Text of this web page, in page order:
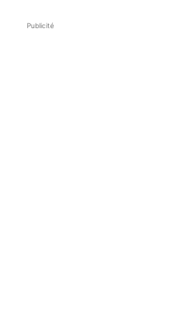
Publicité